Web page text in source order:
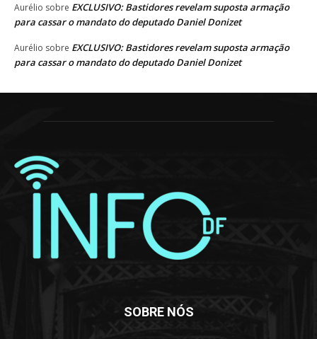
Aurélio sobre EXCLUSIVO: Bastidores revelam suposta armação
para cassar o mandato do deputado Daniel Donizet
Aurélio sobre EXCLUSIVO: Bastidores revelam suposta armação
para cassar o mandato do deputado Daniel Donizet
SOBRE NÓS